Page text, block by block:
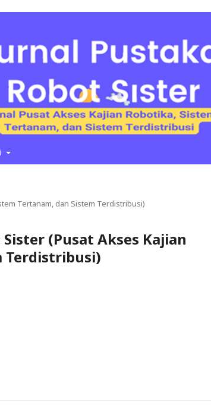
Tertanam, dan Sistem Terdistribusi)
(Pusat Akses Kajian
Terdistribusi)